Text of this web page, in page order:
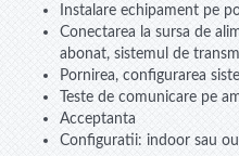
Instalare echipament pe
Conectarea la sursa de
abonat, sistemul de
Pornirea, configurarea
Teste de comunicare pe
Acceptanta
Configuratii: indoor sau